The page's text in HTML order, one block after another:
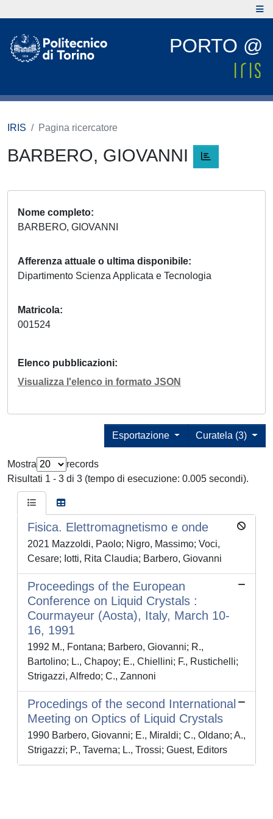
PORTO @
IRIS Pagina ricercatore
BARBERO, GIOVANNI
Nome completo
BARBERO, GIOVANNI
Afferenza attuale o ultima disponibile
Dipartimento Scienza Applicata e Tecnologia
Matricola
001524
Elenco pubblicazioni
Visualizza l'elenco in formato JSON
Curatela (3)
Esportazione
Mostra
records
Risultati 1 - 3 di 3 (tempo di esecuzione: 0.005 secondi).
Fisica. Elettromagnetismo e onde
2021 Mazzoldi, Paolo; Nigro, Massimo; Voci,
Cesare; Iotti, Rita Claudia; Barbero, Giovanni
Proceedings of the European
Conference on Liquid Crystals :
Courmayeur (Aosta), Italy, March 10-
16, 1991
1992 M., Fontana; Barbero, Giovanni; R.,
Bartolino; L., Chapoy; E., Chiellini; F., Rustichelli;
Strigazzi, Alfredo; C., Zannoni
Procedings of the second International
Meeting on Optics of Liquid Crystals
1990 Barbero, Giovanni; E., Miraldi; C., Oldano; A.,
Strigazzi; P., Taverna; L., Trossi; Guest, Editors